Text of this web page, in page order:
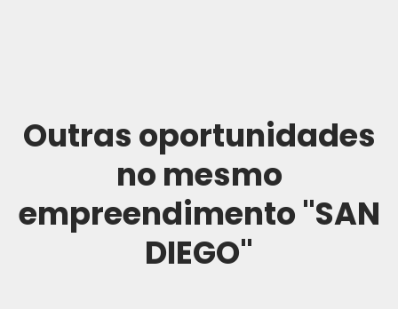
Outras oportunidades
no mesmo
empreendimento "SAN
DIEGO"